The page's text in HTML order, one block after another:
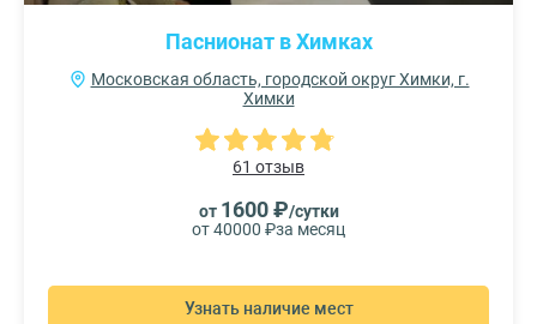
Паснионат в Химках
Московская область, городской округ Химки, г.
Химки
61 отзыв
от 1600 ₽/сутки
от 40000 ₽за месяц
Узнать наличие мест